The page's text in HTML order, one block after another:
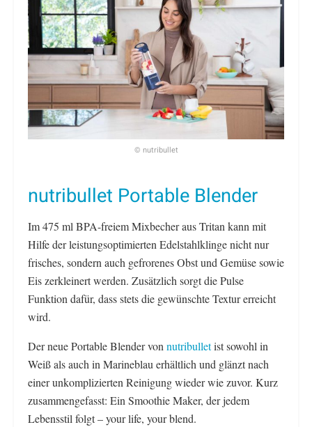
© nutribullet
nutribullet Portable Blender
Im 475 ml BPA-freiem Mixbecher aus Tritan kann mit
Hilfe der leistungsoptimierten Edelstahlklinge nicht nur
frisches, sondern auch gefrorenes Obst und Gemüse sowie
Eis zerkleinert werden. Zusätzlich sorgt die Pulse
Funktion dafür, dass stets die gewünschte Textur erreicht
wird.
Der neue Portable Blender vonnutribulletist sowohl in
Weiß als auch in Marineblau erhältlich und glänzt nach
einer unkomplizierten Reinigung wieder wie zuvor. Kurz
zusammengefasst: Ein Smoothie Maker, der jedem
Lebensstil folgt – your life, your blend.